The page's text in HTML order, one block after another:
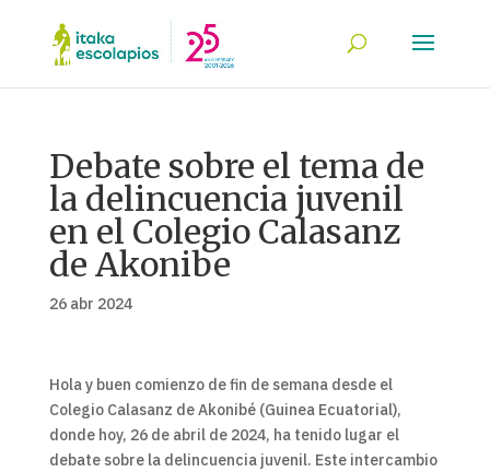
Debate sobre el tema de
la delincuencia juvenil
en el Colegio Calasanz
de Akonibe
26 abr 2024
Hola y buen comienzo de fin de semana desde el
Colegio Calasanz de Akonibé (Guinea Ecuatorial),
donde hoy, 26 de abril de 2024, ha tenido lugar el
debate sobre la delincuencia juvenil. Este intercambio